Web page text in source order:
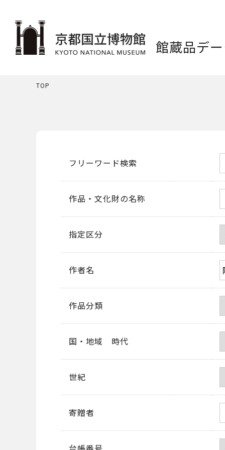
館蔵品デ
TOP
フリーワード検索
作品・文化財の名称
指定区分
作者名
作品分類
国・地域 時代
世紀
寄贈者